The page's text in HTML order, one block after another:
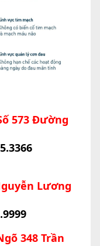
573 Đường
Lương
348 Trần